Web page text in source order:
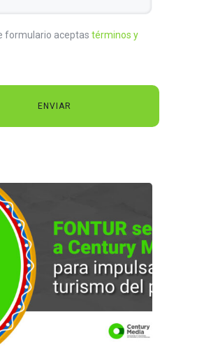
formulario aceptas términos y